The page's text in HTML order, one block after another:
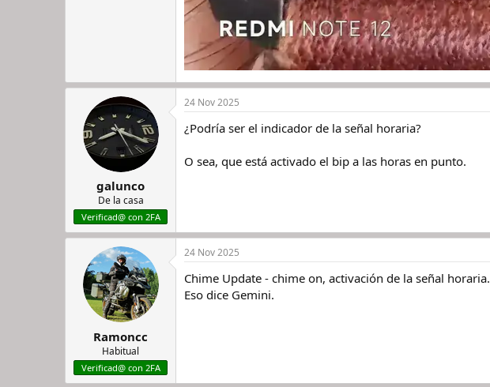
galunco
De la casa
Verificad@ con 2FA
24 Nov 2025
¿Podría ser el indicador de la señal horaria?
O sea, que está activado el bip a las horas en punto.
Ramoncc
Habitual
Verificad@ con 2FA
24 Nov 2025
Chime Update - chime on, activación de la señal horaria.
Eso dice Gemini.